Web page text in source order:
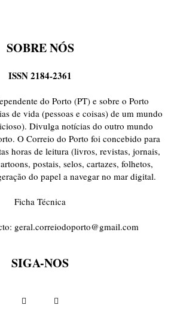
SOBRE NÓS
ISSN 2184-2361
do Porto (PT) e sobre o Porto
de vida (pessoas e coisas) de um mundo
Divulga notícias do outro mundo
O Correio do Porto foi concebido para
horas de leitura (livros, revistas, jornais,
postais, selos, cartazes, folhetos,
do papel a navegar no mar digital.
Ficha Técnica
geral.correiodoporto@gmail.com
SIGA-NOS